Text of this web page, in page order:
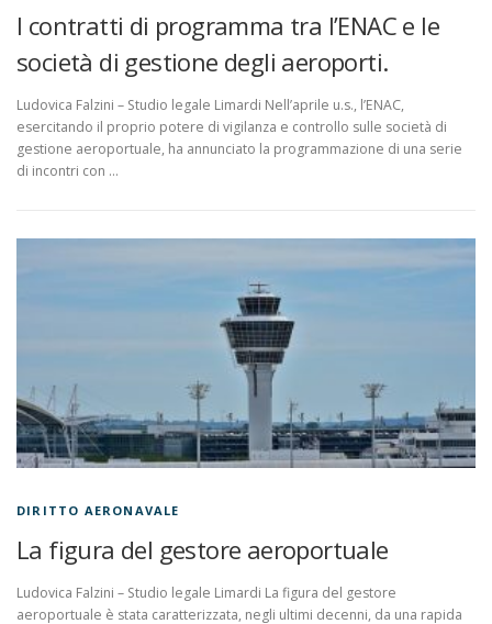
I contratti di programma tra l’ENAC e le
società di gestione degli aeroporti.
Ludovica Falzini – Studio legale Limardi Nell’aprile u.s., l’ENAC,
esercitando il proprio potere di vigilanza e controllo sulle società di
gestione aeroportuale, ha annunciato la programmazione di una serie
di incontri con …
DIRITTO AERONAVALE
La figura del gestore aeroportuale
Ludovica Falzini – Studio legale Limardi La figura del gestore
aeroportuale è stata caratterizzata, negli ultimi decenni, da una rapida